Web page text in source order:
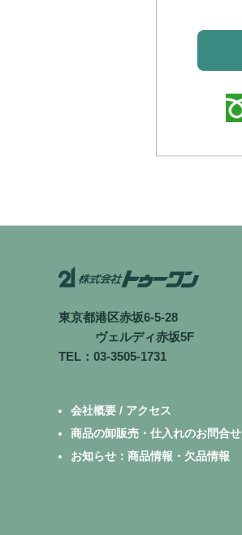
東京都港区赤坂6-5-28
ヴェルディ赤坂5F
TEL：03-3505-1731
会社概要 / アクセス
商品の卸販売・仕入れのお問合せ
お知らせ：商品情報・欠品情報